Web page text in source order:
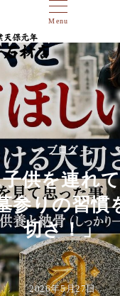
Menu
— ブログ —
供を連れ
参りの習慣
切さ！」
2026年5月27日